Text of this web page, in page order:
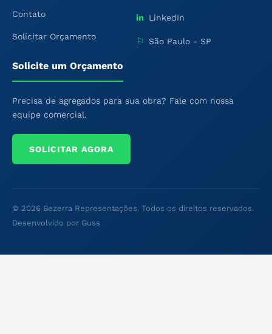
Contato
Solicitar Orçamento
in LinkedIn
⚐ São Paulo - SP
Solicite um Orçamento
Precisa de agregados para sua obra? Fale com nossa
equipe comercial.
SOLICITAR AGORA
© 2026 Bezerra Representações. Todos os direitos reservados.
Desenvolvido por Guss